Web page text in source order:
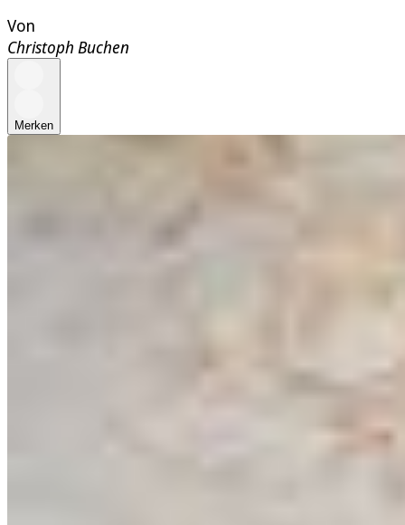
Von
Christoph Buchen
Merken